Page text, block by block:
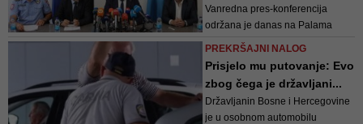
Vanredna pres-konferencija
održana je danas na Palama
povodom izvršenja dva krivična
na području Istočnog Sarajeva
PREKRŠAJNI NALOG
Prisjelo mu putovanje: Evo
zbog čega je državljani...
Državljanin Bosne i Hercegovine
je u osobnom automobilu